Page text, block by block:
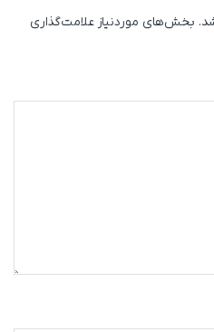
بخش‌های موردنیاز علامت‌گذاری